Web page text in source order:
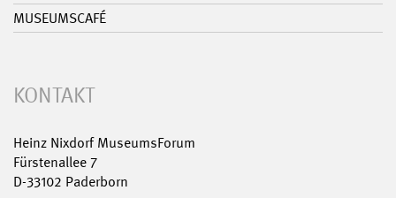
MUSEUMSCAFÉ
KONTAKT
Heinz Nixdorf MuseumsForum
Fürstenallee 7
D-33102 Paderborn